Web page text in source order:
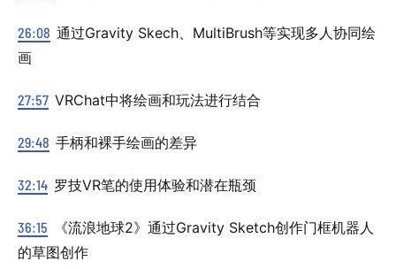
26:08 通过Gravity Skech、MultiBrush等实现多人协同绘
画
27:57 VRChat中将绘画和玩法进行结合
29:48 手柄和裸手绘画的差异
32:14 罗技VR笔的使用体验和潜在瓶颈
36:15
《流浪地球2》通过Gravity Sketch创作门框机器人
的草图创作